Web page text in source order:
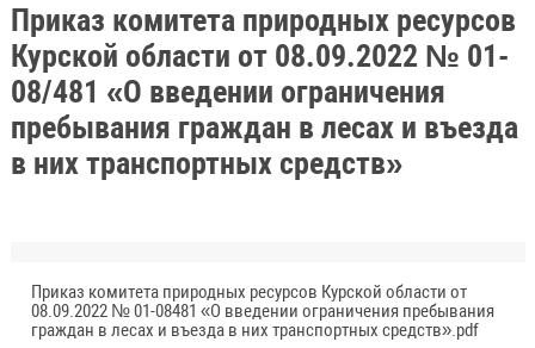
Приказ комитета природных ресурсов
Курской области от 08.09.2022 № 01-
08/481 «О введении ограничения
пребывания граждан в лесах и въезда
в них транспортных средств»
Приказ комитета природных ресурсов Курской области от
08.09.2022 № 01-08481 «О введении ограничения пребывания
граждан в лесах и въезда в них транспортных средств».pdf